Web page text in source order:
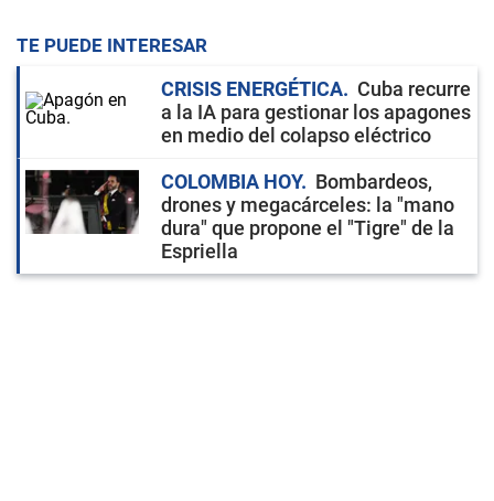
TE PUEDE INTERESAR
CRISIS ENERGÉTICA
Cuba recurre
a la IA para gestionar los apagones
en medio del colapso eléctrico
COLOMBIA HOY
Bombardeos,
drones y megacárceles: la "mano
dura" que propone el "Tigre" de la
Espriella